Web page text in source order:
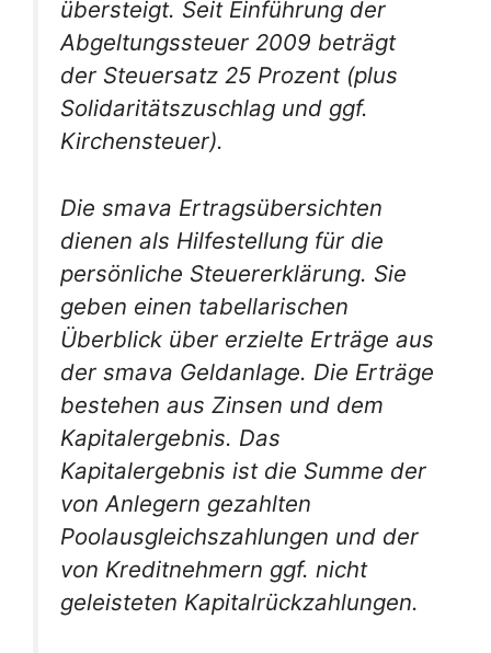
übersteigt. Seit Einführung der
Abgeltungssteuer 2009 beträgt
der Steuersatz 25 Prozent (plus
Solidaritätszuschlag und ggf.
Kirchensteuer).
Die smava Ertragsübersichten
dienen als Hilfestellung für die
persönliche Steuererklärung. Sie
geben einen tabellarischen
Überblick über erzielte Erträge aus
der smava Geldanlage. Die Erträge
bestehen aus Zinsen und dem
Kapitalergebnis. Das
Kapitalergebnis ist die Summe der
von Anlegern gezahlten
Poolausgleichszahlungen und der
von Kreditnehmern ggf. nicht
geleisteten Kapitalrückzahlungen.